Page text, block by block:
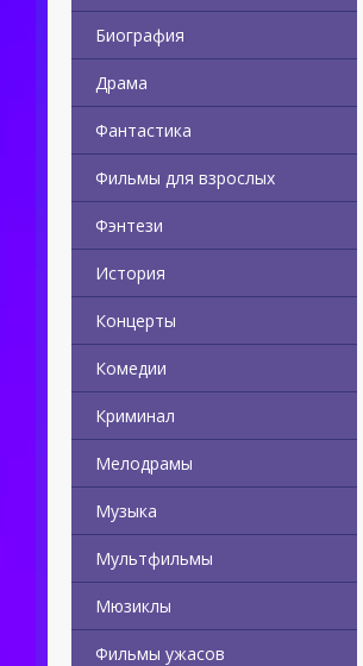
Биография
Драма
Фантастика
Фильмы для взрослых
Фэнтези
История
Концерты
Комедии
Криминал
Мелодрамы
Музыка
Мультфильмы
Мюзиклы
Фильмы ужасов